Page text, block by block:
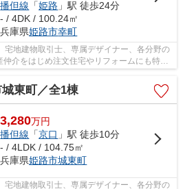
播但線 「姫路 」駅 徒歩24分
- / 4DK / 100.24㎡
兵庫県姫路市幸町
宅地建物取引士、専属デザイナー、各分野の
介をはじめ注文住宅やリフォームにも特化
関する事は何でも気...
東町／全1棟
3,280万円
播但線 「京口 」駅 徒歩10分
- / 4LDK / 104.75㎡
兵庫県姫路市城東町
宅地建物取引士、専属デザイナー、各分野の